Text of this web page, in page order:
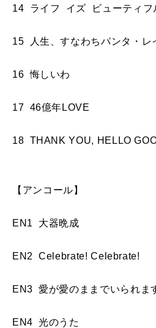
14 ライフ イズ ビューティ
15 人生、すなわちパンタ・レ
16 悔しいわ
17 46億年LOVE
18 THANK YOU, HELLO
【アンコール】
EN1 大器晩成
EN2 Celebrate! Celebrate!
EN3 愛が愛のままでいられま
EN4 光のうた